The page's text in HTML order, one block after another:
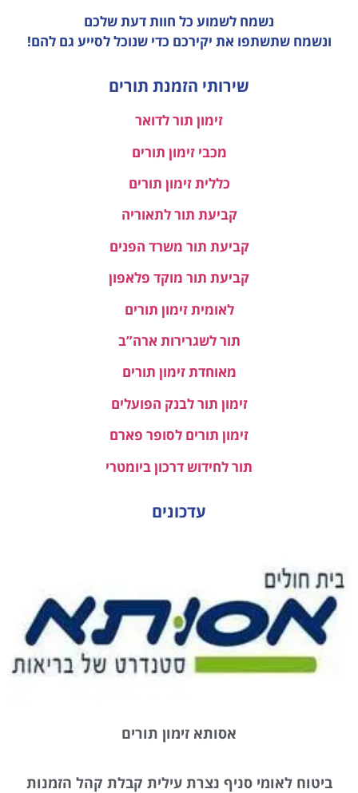
נשמח לשמוע כל חוות דעתשלכם
ונשמח שתשתפו את יקירכם כדי שנוכל לסייע גם להם!
שירותי הזמנת תורים
זימון תור לדואר
מכבי זימון תורים
כללית זימון תורים
קביעת תור לתאוריה
קביעת תור משרד הפנים
קביעת תור מוקד פלאפון
לאומית זימון תורים
תור לשגרירות ארה”ב
מאוחדת זימון תורים
זימון תור לבנק הפועלים
זימון תורים לסופר פארם
תור לחידוש דרכון ביומטרי
עדכונים
אסותא זימון תורים
ביטוח לאומי סניף נצרת עילית קבלת קהל הזמנות